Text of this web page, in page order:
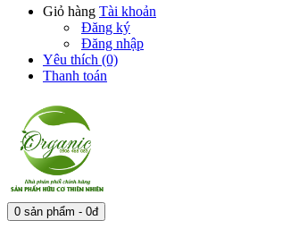
Giỏ hàng Tài khoản
Đăng ký
Đăng nhập
Yêu thích (0)
Thanh toán
0 sản phẩm - 0đ